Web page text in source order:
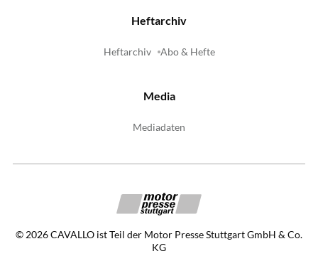
Heftarchiv
Heftarchiv Abo & Hefte
Media
Mediadaten
©2026CAVALLO ist Teil der Motor Presse Stuttgart GmbH & Co.
KG